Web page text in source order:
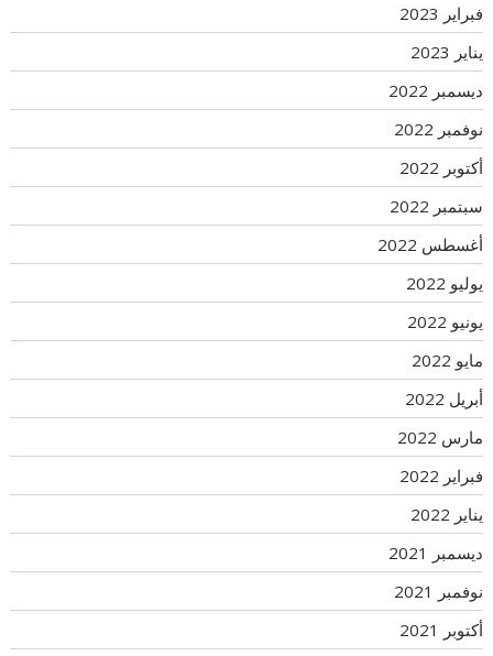
فبراير 2023
يناير 2023
ديسمبر 2022
نوفمبر 2022
أكتوبر 2022
سبتمبر 2022
أغسطس 2022
يوليو 2022
يونيو 2022
مايو 2022
أبريل 2022
مارس 2022
فبراير 2022
يناير 2022
ديسمبر 2021
نوفمبر 2021
أكتوبر 2021